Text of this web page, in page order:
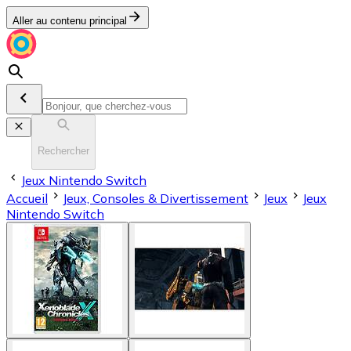
Aller au contenu principal
Rechercher
Jeux Nintendo Switch
Accueil
Jeux, Consoles & Divertissement Jeux
Jeux
Nintendo Switch